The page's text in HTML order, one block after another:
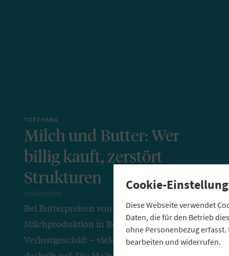
TOPTHEMA
Milch und Butter: Wer
billig kauft, zerstört
Strukturen
Bei Butterpreisen von 99 Cent ist
Milchproduktion in Bergregionen ein
Verlustgeschäft – viele Landwirte geben
Cookie-
Diese Webseite verwendet
Daten, die für den Betrieb
ohne Personenbezug
bearbeiten und widerrufen.